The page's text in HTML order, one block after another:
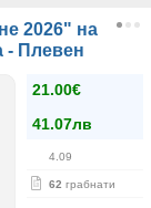
2026" на
- Плевен
21.00€
41.07лв
4.09
62 грабнати